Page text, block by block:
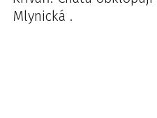
Mlynická .